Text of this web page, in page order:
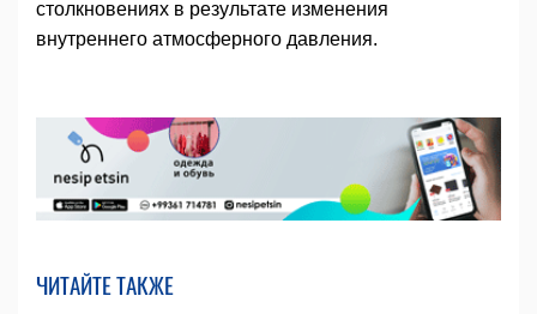
столкновениях в результате изменения
внутреннего атмосферного давления.
ЧИТАЙТЕ ТАКЖЕ